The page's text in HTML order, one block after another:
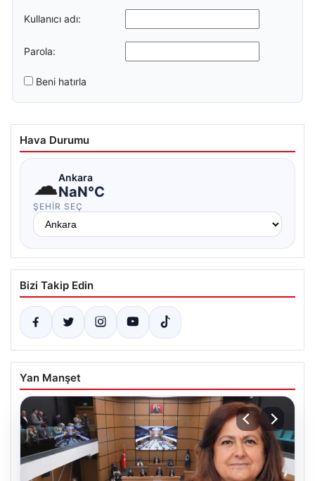
Kullanıcı adı:
Parola:
Beni hatırla
Hava Durumu
☁Ankara
NaN°C
ŞEHIR SEÇ
Bizi Takip Edin
Yan Manşet